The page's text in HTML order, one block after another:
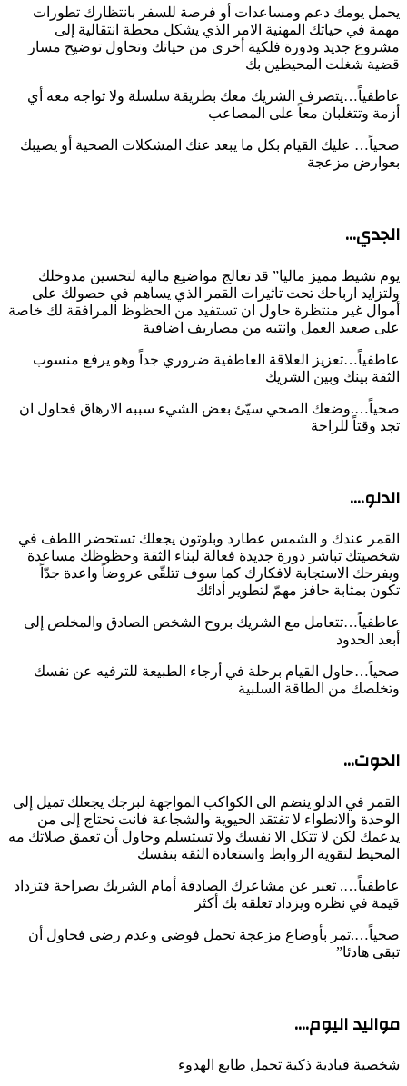
يحمل يومك دعم ومساعدات أو فرصة للسفر بانتظارك تطورات
مهمة في حياتك المهنية الامر الذي يشكل محطة انتقالية إلى
مشروع جديد ودورة فلكية أخرى من حياتك وتحاول توضيح مسار
قضية شغلت المحيطين بك
عاطفياً…يتصرف الشريك معك بطريقة سلسلة ولا تواجه معه أي
أزمة وتتغلبان معاً على المصاعب
صحياً… عليك القيام بكل ما يبعد عنك المشكلات الصحية أو يصيبك
بعوارض مزعجة
الجدي…
يوم نشيط مميز ماليا” قد تعالج مواضيع مالية لتحسين مدوخلك
ولتزايد ارباحك تحت تاثيرات القمر الذي يساهم في حصولك على
أموال غير منتظرة حاول ان تستفيد من الحظوظ المرافقة لك خاصة
على صعيد العمل وانتبه من مصاريف اضافية
عاطفياً…تعزيز العلاقة العاطفية ضروري جداً وهو يرفع منسوب
الثقة بينك وبين الشريك
صحياً….وضعك الصحي سيّئ بعض الشيء سببه الارهاق فحاول ان
تجد وقتاً للراحة
الدلو….
القمر عندك و الشمس عطارد وبلوتون يجعلك تستحضر اللطف في
شخصيتك تباشر دورة جديدة فعالة لبناء الثقة وحظوظك مساعدة
ويفرحك الاستجابة لافكارك كما سوف تتلقّى عروضاً واعدة جدّاً
تكون بمثابة حافز مهمّ لتطوير أدائك
عاطفياً…تتعامل مع الشريك بروح الشخص الصادق والمخلص إلى
أبعد الحدود
صحياً…حاول القيام برحلة في أرجاء الطبيعة للترفيه عن نفسك
وتخلصك من الطاقة السلبية
الحوت…
القمر في الدلو ينضم الى الكواكب المواجهة لبرجك يجعلك تميل إلى
الوحدة والانطواء لا تفتقد الحيوية والشجاعة فانت تحتاج إلى من
يدعمك لكن لا تتكل الا نفسك ولا تستسلم وحاول أن تعمق صلاتك مه
المحيط لتقوية الروابط واستعادة الثقة بنفسك
عاطفياً…. تعبر عن مشاعرك الصادقة أمام الشريك بصراحة فتزداد
قيمة في نظره ويزداد تعلقه بك أكثر
صحياً….تمر بأوضاع مزعجة تحمل فوضى وعدم رضى فحاول أن
تبقى هادئا”
مواليد اليوم….
شخصية قيادية ذكية تحمل طابع الهدوء